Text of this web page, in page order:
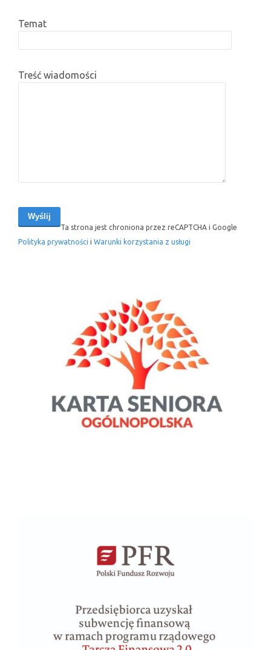
Temat
Treść wiadomości
Ta strona jest chroniona przez reCAPTCHA i Google
Polityka prywatności i Warunki korzystania z usługi